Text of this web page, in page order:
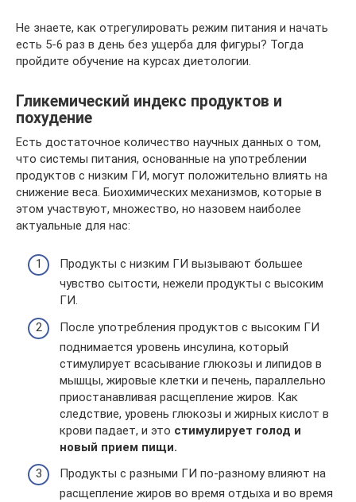
Не знаете, как отрегулировать режим питания и начать
есть 5-6 раз в день без ущерба для фигуры? Тогда
пройдите обучение на курсах диетологии.
Гликемический индекс продуктов и
похудение
Есть достаточное количество научных данных о том,
что системы питания, основанные на употреблении
продуктов с низким ГИ, могут положительно влиять на
снижение веса. Биохимических механизмов, которые в
этом участвуют, множество, но назовем наиболее
актуальные для нас:
Продукты с низким ГИ вызывают большее
чувство сытости, нежели продукты с высоким
ГИ.
После употребления продуктов с высоким ГИ
поднимается уровень инсулина, который
стимулирует всасывание глюкозы и липидов в
мышцы, жировые клетки и печень, параллельно
приостанавливая расщепление жиров. Как
следствие, уровень глюкозы и жирных кислот в
крови падает, и это стимулирует голод и
новый прием пищи.
Продукты с разными ГИ по-разному влияют на
расщепление жиров во время отдыха и во время